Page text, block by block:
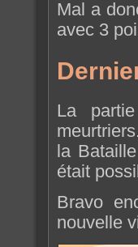
Mal a
avec 3
La
la
était
Bravo
nouvelle